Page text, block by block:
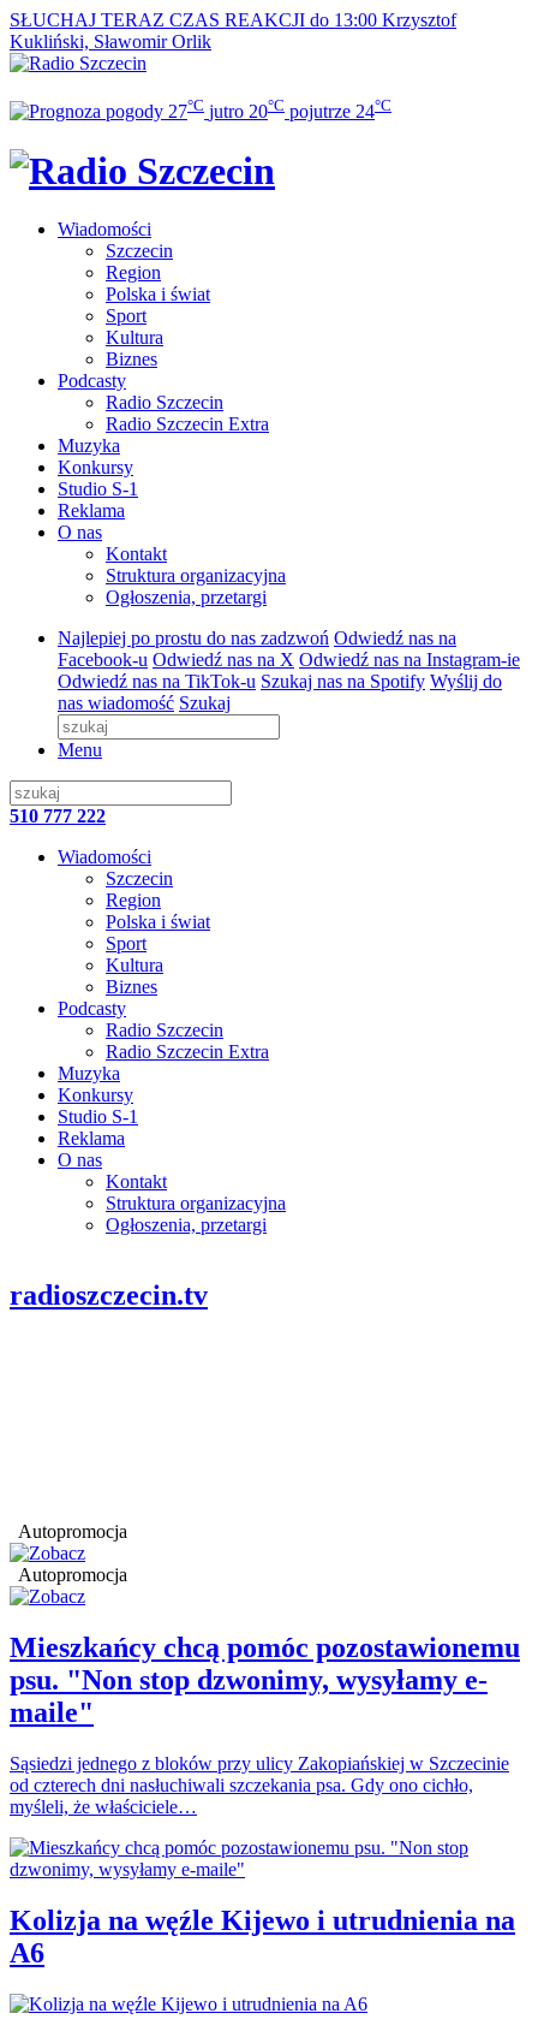
SŁUCHAJ TERAZ CZAS REAKCJI do 13:00 Krzysztof
Kukliński, Sławomir Orlik
27°C jutro 20°C pojutrze 24°C
Wiadomości
Szczecin
Region
Polska i świat
Sport
Kultura
Biznes
Podcasty
Radio Szczecin
Radio Szczecin Extra
Muzyka
Konkursy
Studio S-1
Reklama
O nas
Kontakt
Struktura organizacyjna
Ogłoszenia, przetargi
Najlepiej po prostu do nas zadzwoń Odwiedź nas na
Facebook-u Odwiedź nas na X Odwiedź nas na Instagram-ie
Odwiedź nas na TikTok-u Szukaj nas na Spotify Wyślij do
nas wiadomość Szukaj
Menu
510 777 222
Wiadomości
Szczecin
Region
Polska i świat
Sport
Kultura
Biznes
Podcasty
Radio Szczecin
Radio Szczecin Extra
Muzyka
Konkursy
Studio S-1
Reklama
O nas
Kontakt
Struktura organizacyjna
Ogłoszenia, przetargi
radioszczecin.tv
Autopromocja
Autopromocja
Mieszkańcy chcą pomóc pozostawionemu
psu. "Non stop dzwonimy, wysyłamy e-
maile"
Sąsiedzi jednego z bloków przy ulicy Zakopiańskiej w Szczecinie
od czterech dni nasłuchiwali szczekania psa. Gdy ono cichło,
myśleli, że właściciele…
Kolizja na węźle Kijewo i utrudnienia na
A6